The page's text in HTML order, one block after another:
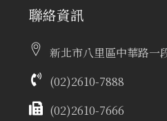
聯絡資訊
新北市八里區中華路一
(02)2610-7888
(02)2610-7666